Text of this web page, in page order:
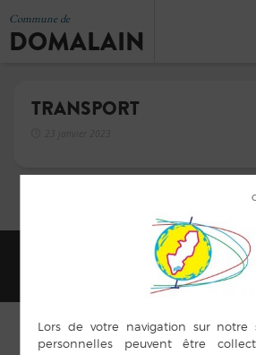
Commune de
DOMALAIN
TRANSPORT